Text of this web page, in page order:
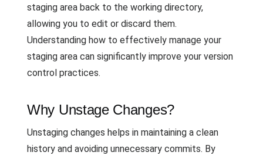
staging area back to the working directory,
allowing you to edit or discard them.
Understanding how to effectively manage your
staging area can significantly improve your version
control practices.
Why Unstage Changes?
Unstaging changes helps in maintaining a clean
history and avoiding unnecessary commits. By